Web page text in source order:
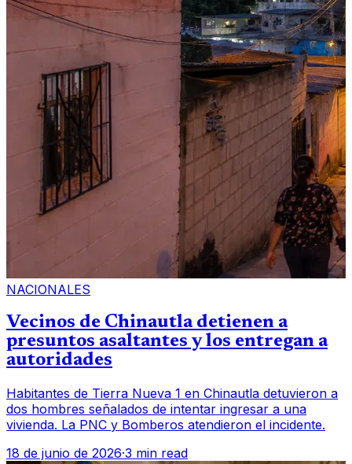
NACIONALES
Vecinos de Chinautla detienen a
presuntos asaltantes y los entregan a
autoridades
Habitantes de Tierra Nueva 1 en Chinautla detuvieron a
dos hombres señalados de intentar ingresar a una
vivienda. La PNC y Bomberos atendieron el incidente.
18 de junio de 2026·3 min read